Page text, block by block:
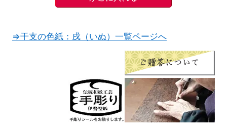
⇒干支の色紙：戌（いぬ）一覧ページへ